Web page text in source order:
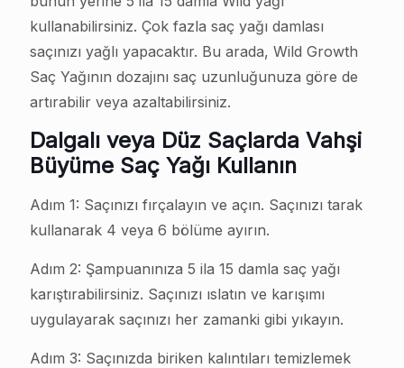
kullanabilirsiniz. Çok fazla saç yağı damlası
saçınızı yağlı yapacaktır. Bu arada, Wild Growth
Saç Yağının dozajını saç uzunluğunuza göre de
artırabilir veya azaltabilirsiniz.
Dalgalı veya Düz Saçlarda Vahşi
Büyüme Saç Yağı Kullanın
Adım 1: Saçınızı fırçalayın ve açın. Saçınızı tarak
kullanarak 4 veya 6 bölüme ayırın.
Adım 2: Şampuanınıza 5 ila 15 damla saç yağı
karıştırabilirsiniz. Saçınızı ıslatın ve karışımı
uygulayarak saçınızı her zamanki gibi yıkayın.
Adım 3: Saçınızda biriken kalıntıları temizlemek